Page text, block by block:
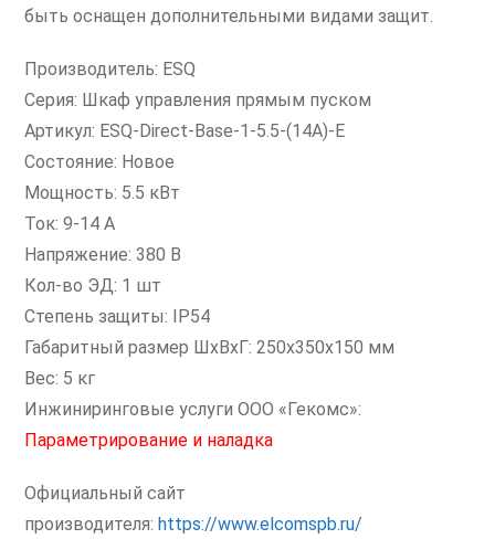
быть оснащен дополнительными видами защит.
Производитель: ESQ
Серия: Шкаф управления прямым пуском
Артикул: ESQ-Direct-Base-1-5.5-(14А)-E
Состояние: Новое
Мощность: 5.5 кВт
Ток: 9-14 А
Напряжение: 380 В
Кол-во ЭД: 1 шт
Степень защиты: IP54
Габаритный размер ШхВхГ: 250x350x150 мм
Вес: 5 кг
Инжиниринговые услуги ООО «Гекомс»:
Параметрирование и наладка
Официальный сайт
производителя:https://www.elcomspb.ru/